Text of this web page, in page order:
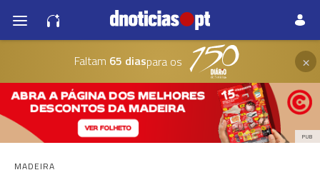
Faltam 65 diaspara os ×
PUB
MADEIRA